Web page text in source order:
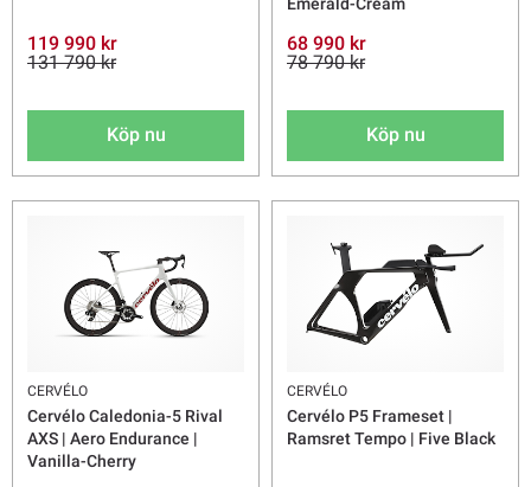
119 990 kr
131 790 kr
Köp nu
68 990 kr
78 790 kr
Köp nu
CERVÉLO
Cervélo Caledonia-5 Rival
AXS | Aero Endurance |
Vanilla-Cherry
CERVÉLO
Cervélo P5 Frameset |
Ramsret Tempo | Five Black